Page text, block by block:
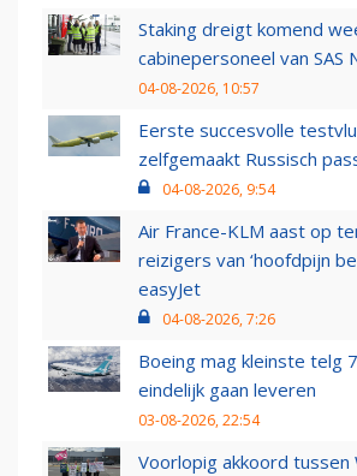
Staking dreigt komend
cabinepersoneel van SAS
04-08-2026, 10:57
Eerste succesvolle
zelfgemaakt Russisch
04-08-2026, 9:54
Air France-KLM aast op
reizigers van ‘hoofdpijn
easyJet
04-08-2026, 7:26
Boeing mag kleinste telg
eindelijk gaan leveren
03-08-2026, 22:54
Voorlopig akkoord tussen